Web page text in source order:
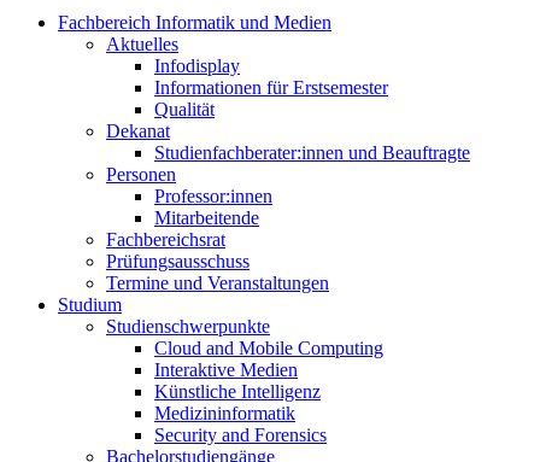
Fachbereich Informatik und Medien
Aktuelles
Infodisplay
Informationen für Erstsemester
Qualität
Dekanat
Studienfachberater:innen und Beauftragte
Personen
Professor:innen
Mitarbeitende
Fachbereichsrat
Prüfungsausschuss
Termine und Veranstaltungen
Studium
Studienschwerpunkte
Cloud and Mobile Computing
Interaktive Medien
Künstliche Intelligenz
Medizininformatik
Security and Forensics
Bachelorstudiengänge